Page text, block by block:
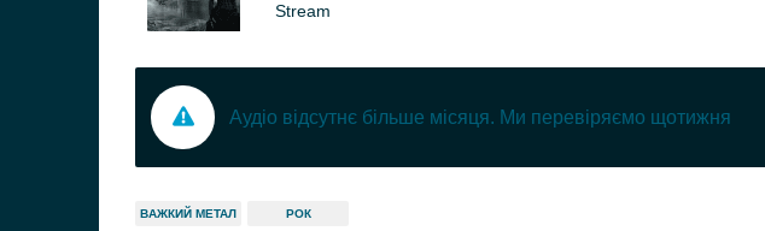
Stream
Аудіо відсутнє більше місяця. Ми перевіряємо щотижня
ВАЖКИЙ МЕТАЛ РОК